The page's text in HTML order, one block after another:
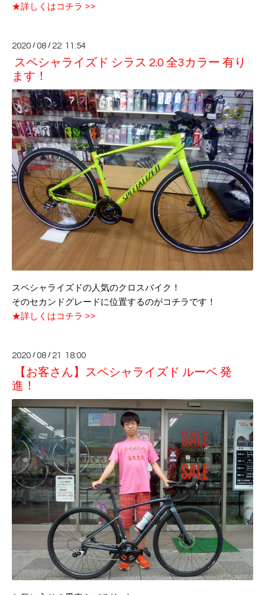
★詳しくはコチラ >>
2020 /08 / 22 11:54
スペシャライズド シラス 2.0 全3カラー 有り
ます！
スペシャライズドの人気のクロスバイク！
そのセカンドグレードに位置するのがコチラです！
★詳しくはコチラ >>
2020 /08 / 21 18:00
【お客さん】スペシャライズド ルーベ 発
進！